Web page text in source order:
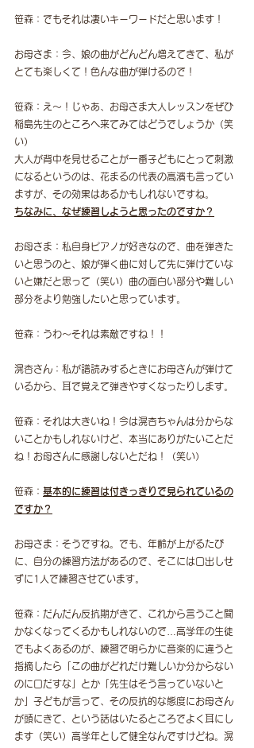
笹森：でもそれは凄いキーワードだと思います！
お母さま：今、娘の曲がどんどん増えてきて、私が
とても楽しくて！色んな曲が弾けるので！
笹森：え〜！じゃあ、お母さま大人レッスンをぜひ
稲島先生のところへ来てみてはどうでしょうか（笑
い）
大人が背中を見せることが一番子どもにとって刺激
になるというのは、花まるの代表の高濱も言ってい
ますが、その効果はあるかもしれないですね。
ちなみに、なぜ練習しようと思ったのですか？
お母さま：私自身ピアノが好きなので、曲を弾きた
いと思うのと、娘が弾く曲に対して先に弾けていな
いと嫌だと思って（笑い）曲の面白い部分や難しい
部分をより勉強したいと思っています。
笹森：うわ〜それは素敵ですね！！
滉杏さん：私が譜読みするときにお母さんが弾けて
いるから、耳で覚えて弾きやすくなったりします。
笹森：それは大きいね！今は滉杏ちゃんは分からな
いことかもしれないけど、本当にありがたいことだ
ね！お母さんに感謝しないとだね！（笑い）
笹森： 基本的に練習は付きっきりで見られているの
ですか？
お母さま：そうですね。でも、年齢が上がるたび
に、自分の練習方法があるので、そこには口出しせ
ずに1人で練習させています。
笹森：だんだん反抗期がきて、これから言うこと聞
かなくなってくるかもしれないので…高学年の生徒
でもよくあるのが、練習で明らかに音楽的に違うと
指摘したら「この曲がどれだけ難しいか分からない
のに口だすな」とか「先生はそう言っていないと
か」子どもが言って、その反抗的な態度にお母さん
が頭にきて、という話はいたるところでよく耳にし
ます（笑い）高学年として健全なんですけどね。滉